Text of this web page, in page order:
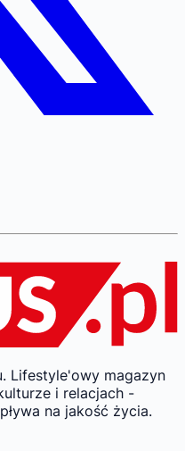
Lifestyle'owy magazyn
i relacjach -
na jakość życia.